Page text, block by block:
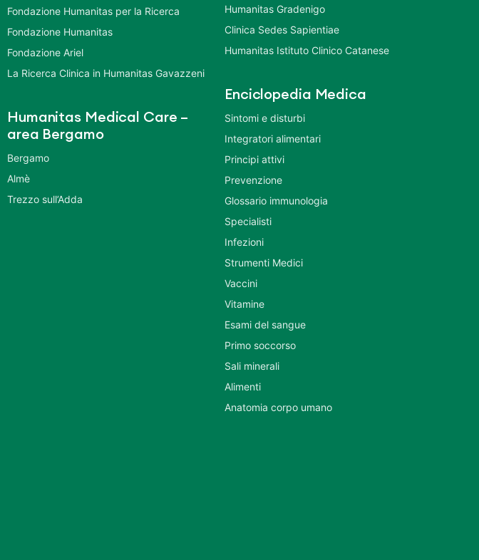
Fondazione Humanitas per la Ricerca
Fondazione Humanitas
Fondazione Ariel
La Ricerca Clinica in Humanitas Gavazzeni
Humanitas Medical Care –
area Bergamo
Bergamo
Almè
Trezzo sull’Adda
Humanitas Gradenigo
Clinica Sedes Sapientiae
Humanitas Istituto Clinico Catanese
Enciclopedia Medica
Sintomi e disturbi
Integratori alimentari
Principi attivi
Prevenzione
Glossario immunologia
Specialisti
Infezioni
Strumenti Medici
Vaccini
Vitamine
Esami del sangue
Primo soccorso
Sali minerali
Alimenti
Anatomia corpo umano